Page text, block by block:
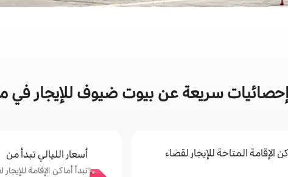
إحصائيات سريعة عن بيوت ضيوف للإيجار في
الإقامة المتاحة للإيجار لقضاء
أسعار الليالي تبدأ من
تبدأ أماكن الإقامة